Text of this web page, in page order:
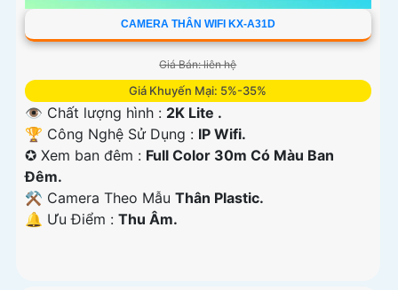
CAMERA THÂN WIFI KX-A31D
Giá Bán: liên hệ
Giá Khuyến Mại: 5%-35%
👁 Chất lượng hình : 2K Lite .
🏆 Công Nghệ Sử Dụng : IP Wifi.
✪ Xem ban đêm : Full Color 30m Có Màu Ban
Ðêm.
⚒ Camera Theo Mẫu Thân Plastic.
️🔔 Ưu Điểm : Thu Âm.